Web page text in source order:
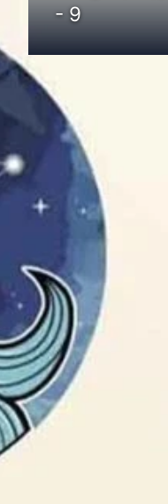
- 9